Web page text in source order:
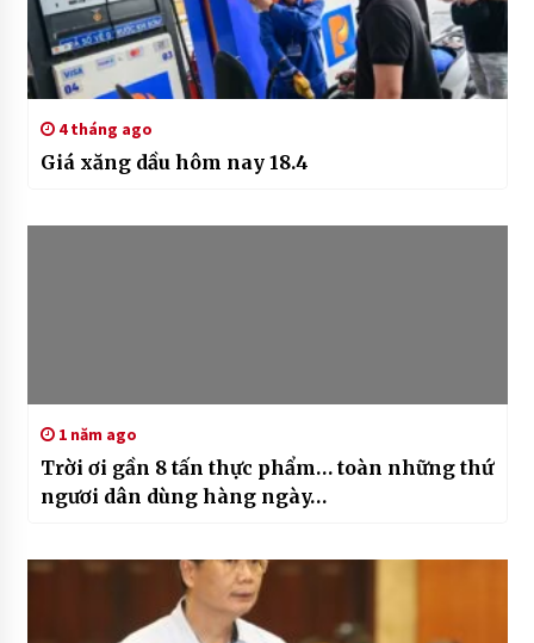
4 tháng ago
Giá xăng dầu hôm nay 18.4
1 năm ago
Trời ơi gần 8 tấn thực phẩm… toàn những thứ
ngươi dân dùng hàng ngày…